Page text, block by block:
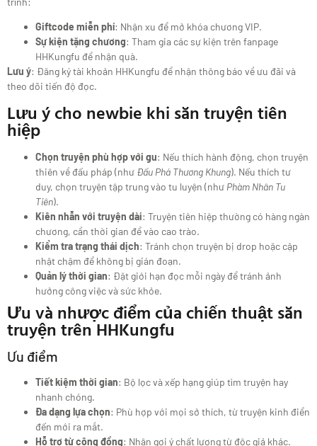
Giftcode miễn phí: Nhận xu để mở khóa chương VIP.
Sự kiện tặng chương: Tham gia các sự kiện trên fanpage
HHKungfu để nhận quà.
Lưu ý: Đăng ký tài khoản HHKungfu để nhận thông báo về ưu đãi và
theo dõi tiến độ đọc.
Lưu ý cho newbie khi săn truyện tiên
hiệp
Chọn truyện phù hợp với gu: Nếu thích hành động, chọn truyện
thiên về đấu pháp (như Đấu Phá Thương Khung). Nếu thích tư
duy, chọn truyện tập trung vào tu luyện (như Phàm Nhân Tu
Tiên).
Kiên nhẫn với truyện dài: Truyện tiên hiệp thường có hàng ngàn
chương, cần thời gian để vào cao trào.
Kiểm tra trạng thái dịch: Tránh chọn truyện bị drop hoặc cập
nhật chậm để không bị gián đoạn.
Quản lý thời gian: Đặt giới hạn đọc mỗi ngày để tránh ảnh
hưởng công việc và sức khỏe.
Ưu và nhược điểm của chiến thuật săn
truyện trên HHKungfu
Ưu điểm
Tiết kiệm thời gian: Bộ lọc và xếp hạng giúp tìm truyện hay
nhanh chóng.
Đa dạng lựa chọn: Phù hợp với mọi sở thích, từ truyện kinh điển
đến mới ra mắt.
Hỗ trợ từ cộng đồng: Nhận gợi ý chất lượng từ độc giả khác.